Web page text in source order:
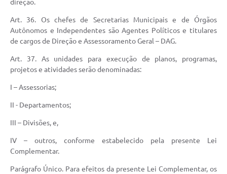
direção.
Art. 36. Os chefes de Secretarias Municipais e de Órgãos
Autônomos e Independentes são Agentes Políticos e titulares
de cargos de Direção e Assessoramento Geral – DAG.
Art. 37. As unidades para execução de planos, programas,
projetos e atividades serão denominadas:
I – Assessorias;
II - Departamentos;
III – Divisões, e,
IV – outros, conforme estabelecido pela presente Lei
Complementar.
Parágrafo Único. Para efeitos da presente Lei Complementar, os